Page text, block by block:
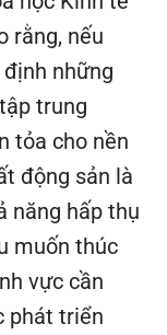
rằng, nếu
những
trung
tỏa cho nền
động sản là
năng hấp thụ
muốn thúc
vực cần
phát triển